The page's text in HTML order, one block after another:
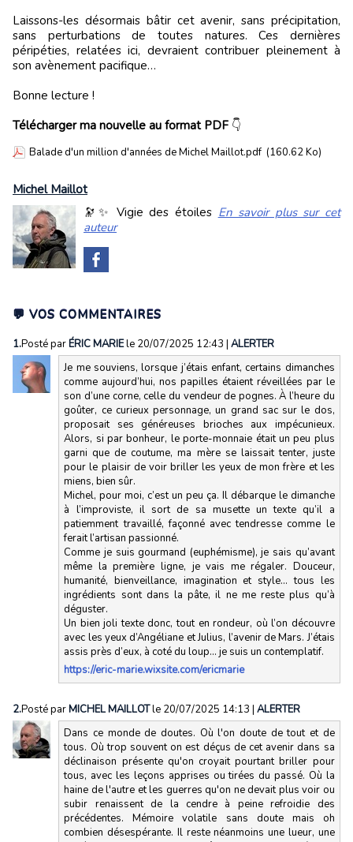
Laissons-les désormais bâtir cet avenir, sans précipitation,
sans perturbations de toutes natures. Ces dernières
péripéties, relatées ici, devraient contribuer pleinement à
son avènement pacifique…
Bonne lecture !
Télécharger ma nouvelle au format PDF 👇
Balade d'un million d'années de Michel Maillot.pdf (160.62 Ko)
Michel Maillot
🔭✨ Vigie des étoiles En savoir plus sur cet
auteur
💬 VOS COMMENTAIRES
1.Posté parÉRIC MARIEle 20/07/2025 12:43 | ALERTER
Je me souviens, lorsque j’étais enfant, certains dimanches
comme aujourd’hui, nos papilles étaient réveillées par le
son d’une corne, celle du vendeur de pognes. À l’heure du
goûter, ce curieux personnage, un grand sac sur le dos,
proposait ses généreuses brioches aux impécunieux.
Alors, si par bonheur, le porte-monnaie était un peu plus
garni que de coutume, ma mère se laissait tenter, juste
pour le plaisir de voir briller les yeux de mon frère et les
miens, bien sûr.
Michel, pour moi, c’est un peu ça. Il débarque le dimanche
à l’improviste, il sort de sa musette un texte qu’il a
patiemment travaillé, façonné avec tendresse comme le
ferait l’artisan passionné.
Comme je suis gourmand (euphémisme), je sais qu’avant
même la première ligne, je vais me régaler. Douceur,
humanité, bienveillance, imagination et style… tous les
ingrédients sont dans la pâte, il ne me reste plus qu’à
déguster.
Un bien joli texte donc, tout en rondeur, où l’on découvre
avec les yeux d’Angéliane et Julius, l’avenir de Mars. J’étais
assis près d’eux, à coté du loup… je suis un contemplatif.
https://eric-marie.wixsite.com/ericmarie
2.Posté parMICHEL MAILLOTle 20/07/2025 14:13 | ALERTER
Dans ce monde de doutes. Où l'on doute de tout et de
tous. Où trop souvent on est déçus de cet avenir dans sa
déclinaison présente qu'on croyait pourtant briller pour
tous, avec les leçons apprises ou tirées du passé. Où la
haine de l'autre et les guerres qu'on ne devait plus voir ou
subir renaissent de la cendre à peine refroidie des
précédentes. Mémoire volatile sans doute mais oh
combien désespérante. Il reste néanmoins une lueur, une